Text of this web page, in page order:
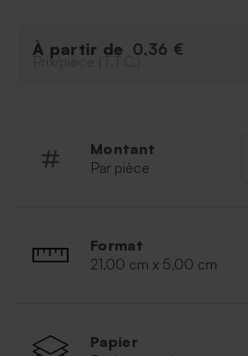
vintage en ajoutant votre propre
À partir de 0,36 €
Prix/pièce (T.T.C.)
Montant
Par pièce
Format
21,00 cm x 5,00 cm
Papier